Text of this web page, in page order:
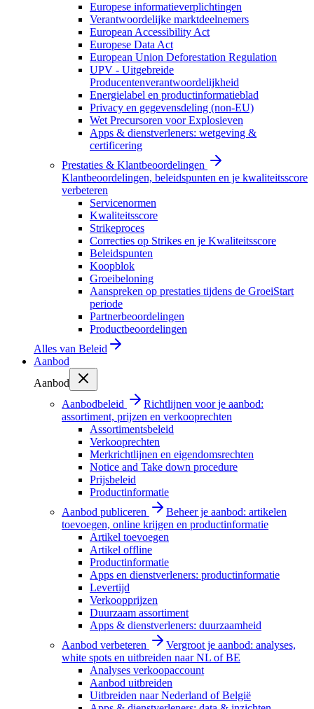
Europese informatieverplichtingen
Verantwoordelijke marktdeelnemers
European Accessibility Act
Europese Data Act
European Union Deforestation Regulation
UPV - Uitgebreide
Producentenverantwoordelijkheid
Energielabel en productinformatieblad
Privacy en gegevensdeling (non-EU)
Wet Precursoren voor Explosieven
Apps & dienstverleners: wetgeving &
certificering
Prestaties & Klantbeoordelingen
Klantbeoordelingen, beleidspunten en je kwaliteitsscore
verbeteren
Servicenormen
Kwaliteitsscore
Strikeproces
Correcties op Strikes en je Kwaliteitsscore
Beleidspunten
Koopblok
Groeibeloning
Aanspreken op prestaties tijdens de GroeiStart
periode
Partnerbeoordelingen
Productbeoordelingen
Alles van Beleid
Aanbod
Aanbod
Aanbodbeleid
Richtlijnen voor je aanbod:
assortiment, prijzen en verkooprechten
Assortimentsbeleid
Verkooprechten
Merkrichtlijnen en eigendomsrechten
Notice and Take down procedure
Prijsbeleid
Productinformatie
Aanbod publiceren
Beheer je aanbod: artikelen
toevoegen, online krijgen en productinformatie
Artikel toevoegen
Artikel offline
Productinformatie
Apps en dienstverleners: productinformatie
Levertijd
Verkoopprijzen
Duurzaam assortiment
Apps & dienstverleners: duurzaamheid
Aanbod verbeteren
Vergroot je aanbod: analyses,
white spots en uitbreiden naar NL of BE
Analyses verkoopaccount
Aanbod uitbreiden
Uitbreiden naar Nederland of België